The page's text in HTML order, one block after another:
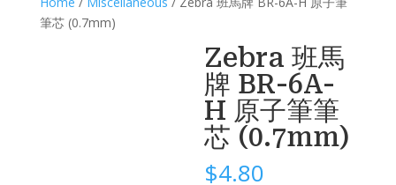
筆芯 (0.7mm)
Zebra 班馬
牌 BR-6A-
H 原子筆筆
芯 (0.7mm)
$4.80